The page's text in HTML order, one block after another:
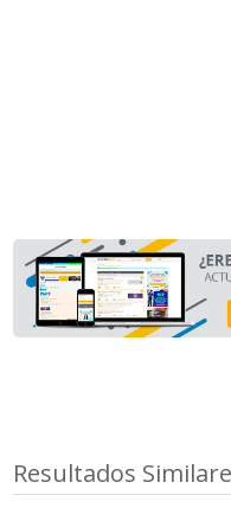
Resultados